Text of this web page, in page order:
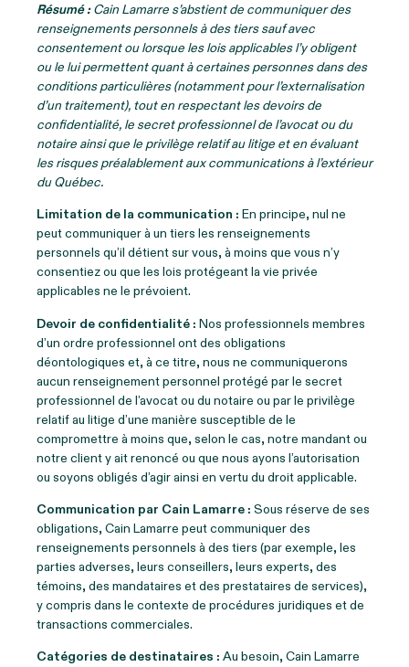
Résumé :Cain Lamarre s’abstient de communiquer des
renseignements personnels à des tiers sauf avec
consentement ou lorsque les lois applicables l’y obligent
ou le lui permettent quant à certaines personnes dans des
conditions particulières (notamment pour l’externalisation
d’un traitement), tout en respectant les devoirs de
confidentialité, le secret professionnel de l’avocat ou du
notaire ainsi que le privilège relatif au litige et en évaluant
les risques préalablement aux communications à l’extérieur
du Québec.
Limitation de la communication : En principe, nul ne
peut communiquer à un tiers les renseignements
personnels qu’il détient sur vous, à moins que vous n’y
consentiez ou que les lois protégeant la vie privée
applicables ne le prévoient.
Devoir de confidentialité : Nos professionnels membres
d’un ordre professionnel ont des obligations
déontologiques et, à ce titre, nous ne communiquerons
aucun renseignement personnel protégé par le secret
professionnel de l’avocat ou du notaire ou par le privilège
relatif au litige d’une manière susceptible de le
compromettre à moins que, selon le cas, notre mandant ou
notre client y ait renoncé ou que nous ayons l’autorisation
ou soyons obligés d’agir ainsi en vertu du droit applicable.
Communication par Cain Lamarre : Sous réserve de ses
obligations, Cain Lamarre peut communiquer des
renseignements personnels à des tiers (par exemple, les
parties adverses, leurs conseillers, leurs experts, des
témoins, des mandataires et des prestataires de services),
y compris dans le contexte de procédures juridiques et de
transactions commerciales.
Catégories de destinataires : Au besoin, Cain Lamarre